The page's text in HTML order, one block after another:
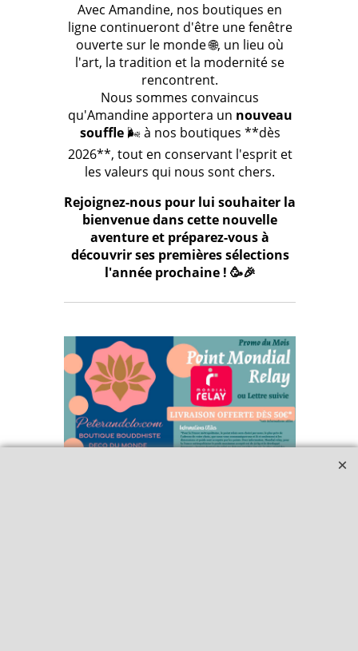
Avec Amandine, nos boutiques en
ligne continueront d'être une fenêtre
ouverte sur le monde 🌐, un lieu où
l'art, la tradition et la modernité se
rencontrent.
Nous sommes convaincus
qu'Amandine apportera un nouveau
souffle🌬️ à nos boutiques **dès
2026**, tout en conservant l'esprit et
les valeurs qui nous sont chers.
Rejoignez-nous pour lui souhaiter la
bienvenue dans cette nouvelle
aventure et préparez-vous à
découvrir ses premières sélections
l'année prochaine ! 🥳🎉